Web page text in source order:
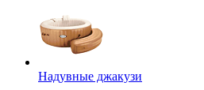
Надувные джакузи